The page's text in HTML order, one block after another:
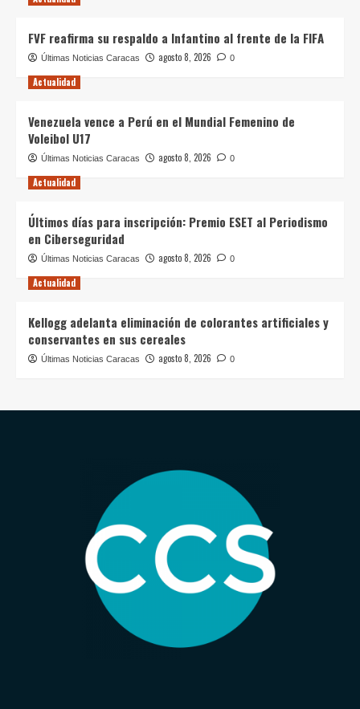
FVF reafirma su respaldo a Infantino al frente de la FIFA
Últimas Noticias Caracas agosto 8, 2026 0
Actualidad
Venezuela vence a Perú en el Mundial Femenino de
Voleibol U17
Últimas Noticias Caracas agosto 8, 2026 0
Actualidad
Últimos días para inscripción: Premio ESET al Periodismo
en Ciberseguridad
Últimas Noticias Caracas agosto 8, 2026 0
Actualidad
Kellogg adelanta eliminación de colorantes artificiales y
conservantes en sus cereales
Últimas Noticias Caracas agosto 8, 2026 0